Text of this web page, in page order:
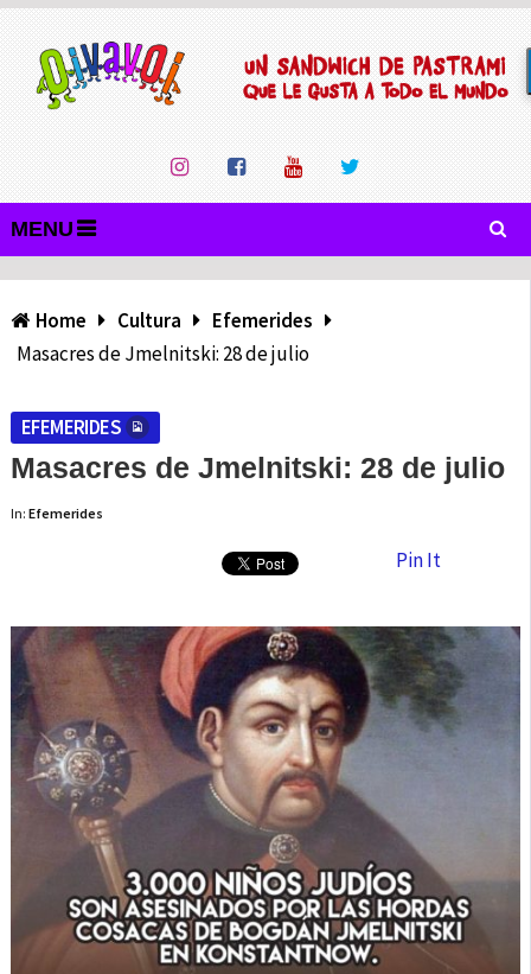
MENU
Home Cultura
Efemerides
Masacres de Jmelnitski: 28 de julio
EFEMERIDES
Masacres de Jmelnitski: 28 de julio
In: Efemerides
Pin It